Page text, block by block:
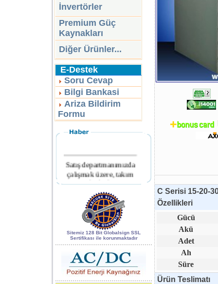
İnvertörler
Premium Güç
Kaynakları
Diğer Ürünler...
E-Destek
Soru Cevap
Bilgi Bankasi
Ariza Bildirim
Formu
Satış departmanımızda
çalışmak üzere, takım
arkadaşları
aranmaktadır.
World of
Industry 2006
kapsamındaki 7.
Enerji, Elektrik
ve Elektronik
Teknolojileri
fuarı.
Sitemiz 128 Bit Globalsign SSL
Sertifikası ile korunmaktadır
C Serisi 15-20-
Özellikleri
Gücü
Akü
Adet
Ah
Süre
Ürün Teslimatı